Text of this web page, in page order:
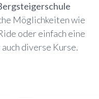
Möglichkeiten wie
oder einfach eine
diverse Kurse.